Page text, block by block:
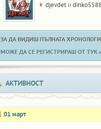
djevdetи
ЗА ДА ВИДИШ ПЪЛНАТА
МОЖЕ ДА СЕ РЕГИСТРИРАШ ОТ ТУК
АКТИВНОСТ
01 март